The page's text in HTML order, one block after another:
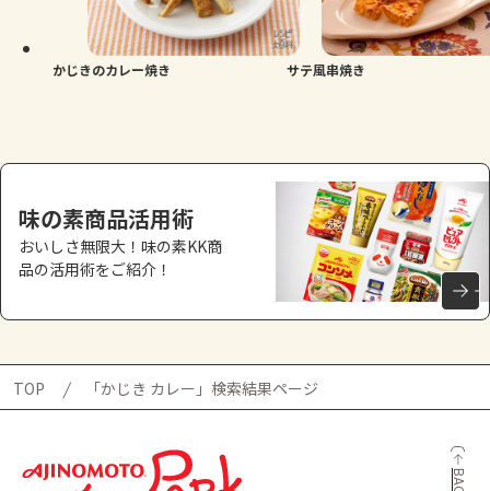
よくあるお問い合わせ
お買い物
かじきのカレー焼き サテ風串焼き
味の素商品活用術
おいしさ無限大！味の素KK商
品の活用術をご紹介！
TOP 「かじき カレー」検索結果ページ